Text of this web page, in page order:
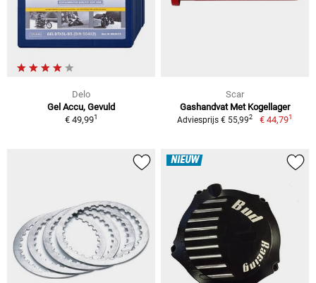
Delo
Gel Accu, Gevuld
€ 49,991
Scar
Gashandvat Met Kogellager
Adviesprijs € 55,992 € 44,791
NIEUW